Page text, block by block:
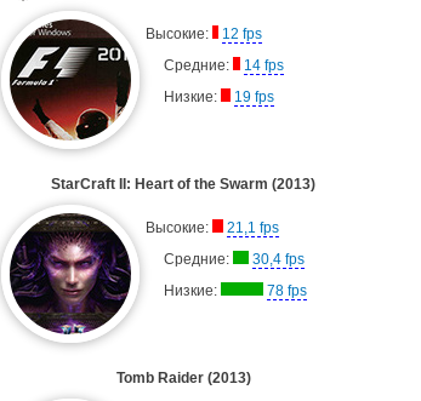
Высокие:
12 fps
Средние:
14 fps
Низкие:
19 fps
StarCraft II: Heart of the Swarm (2013)
Высокие:
21,1 fps
Средние:
30,4 fps
Низкие:
78 fps
Tomb Raider (2013)